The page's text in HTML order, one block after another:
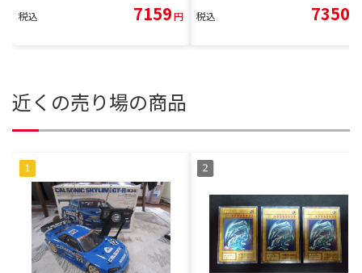
税込 7159円 税込 7350
近くの売り場の商品